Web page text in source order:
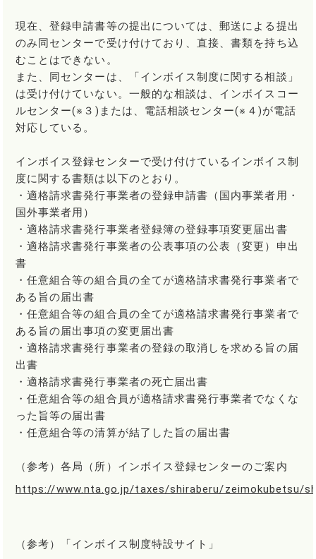
現在、登録申請書等の提出については、郵送による提出
のみ同センターで受け付けており、直接、書類を持ち込
むことはできない。
また、同センターは、「インボイス制度に関する相談」
は受け付けていない。一般的な相談は、インボイスコー
ルセンター(※３)または、電話相談センター(※４)が電話
対応している。
インボイス登録センターで受け付けているインボイス制
度に関する書類は以下のとおり。
・適格請求書発行事業者の登録申請書（国内事業者用・
国外事業者用）
・適格請求書発行事業者登録簿の登録事項変更届出書
・適格請求書発行事業者の公表事項の公表（変更）申出
書
・任意組合等の組合員の全てが適格請求書発行事業者で
ある旨の届出書
・任意組合等の組合員の全てが適格請求書発行事業者で
ある旨の届出事項の変更届出書
・適格請求書発行事業者の登録の取消しを求める旨の届
出書
・適格請求書発行事業者の死亡届出書
・任意組合等の組合員が適格請求書発行事業者でなくな
った旨等の届出書
・任意組合等の清算が結了した旨の届出書
（参考）各局（所）インボイス登録センターのご案内
https://www.nta.go.jp/taxes/shiraberu/zeimokubetsu/
（参考）「インボイス制度特設サイト」